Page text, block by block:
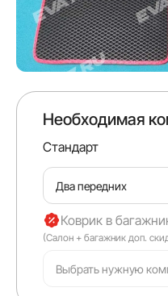
Необходимая
Стандарт
Два передних
Коврик в
(Салон + багажник доп.
Выбрать нужную